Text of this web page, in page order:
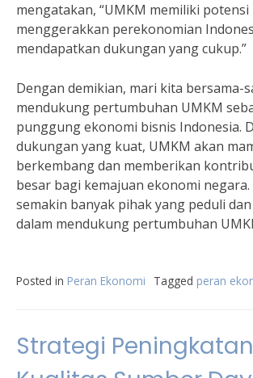
mengatakan, “UMKM memiliki
menggerakkan perekonomian
mendapatkan dukungan yang cukup.”
Dengan demikian, mari kita bersama-
mendukung pertumbuhan UMKM
punggung ekonomi bisnis Indonesia.
dukungan yang kuat, UMKM akan
berkembang dan memberikan
besar bagi kemajuan ekonomi negara.
semakin banyak pihak yang peduli
dalam mendukung pertumbuhan
Posted in Peran Ekonomi Tagged peran
Strategi Peningkatan